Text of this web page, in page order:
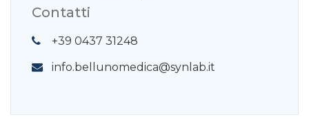
Contatti
+39 0437 31248
info.bellunomedica@synlab.it